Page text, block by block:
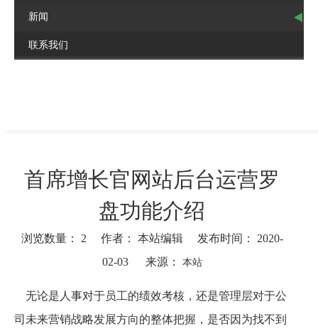
新闻
联系我们
首席增长官网站后台运营罗
盘功能介绍
浏览数量： 2 作者： 本站编辑 发布时间： 2020-
02-03 来源： 本站
无论是人事对于员工的绩效考核，还是管理层对于公
司未来营销战略发展方向的整体把握，是否因为找不到